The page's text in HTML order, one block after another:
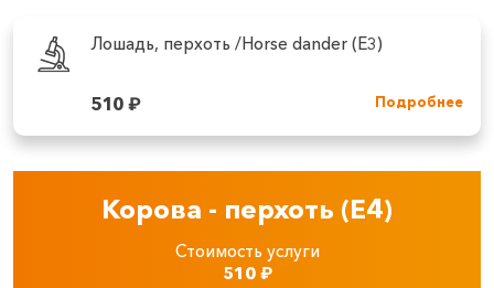
Лошадь, перхоть /Horse dander (E3)
510₽ Подробнее
Корова - перхоть (E4)
Стоимость услуги
510₽